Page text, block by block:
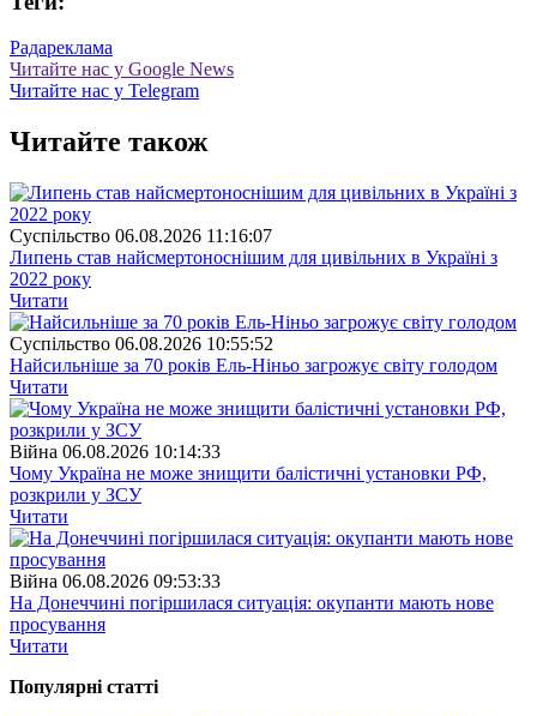
Радареклама
Читайте нас у Google News
Читайте нас у Telegram
Читайте також
Суспiльство 06.08.2026 11:16:07
Липень став найсмертоноснішим для цивільних в Україні з
2022 року
Читати
Суспiльство 06.08.2026 10:55:52
Найсильніше за 70 років Ель-Ніньо загрожує світу голодом
Читати
Війна 06.08.2026 10:14:33
Чому Україна не може знищити балістичні установки РФ,
розкрили у ЗСУ
Читати
Війна 06.08.2026 09:53:33
На Донеччині погіршилася ситуація: окупанти мають нове
просування
Читати
Популярнi статтi